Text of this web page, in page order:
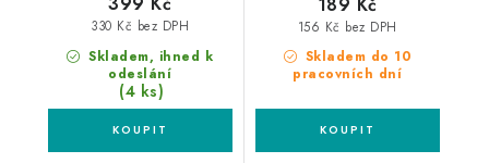
Skladem, ihned k
odeslání
(4 ks)
330 Kč bez DPH
Skladem do 10
pracovních dní
156 Kč bez DPH
189 Kč